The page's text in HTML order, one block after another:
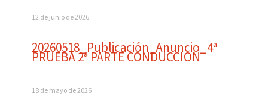
12 de junio de 2026
20260518_Publicación_Anuncio_4ª
PRUEBA 2ª PARTE CONDUCCION
18 de mayo de 2026